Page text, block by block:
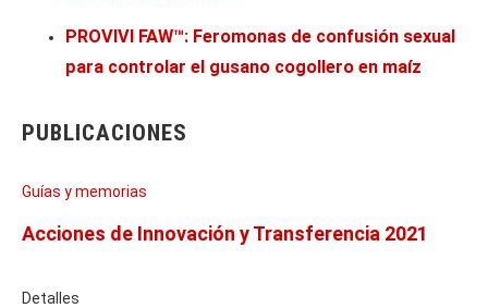
PROVIVI FAW™: Feromonas de confusión sexual
para controlar el gusano cogollero en maíz
PUBLICACIONES
Guías y memorias
Acciones de Innovación y Transferencia 2021
Detalles